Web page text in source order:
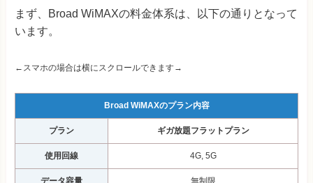
まず、Broad WiMAXの料金体系は、以下の通りとなって
います。
←スマホの場合は横にスクロールできます→
Broad WiMAXのプラン内容
プラン ギガ放題フラットプラン
使用回線 4G, 5G